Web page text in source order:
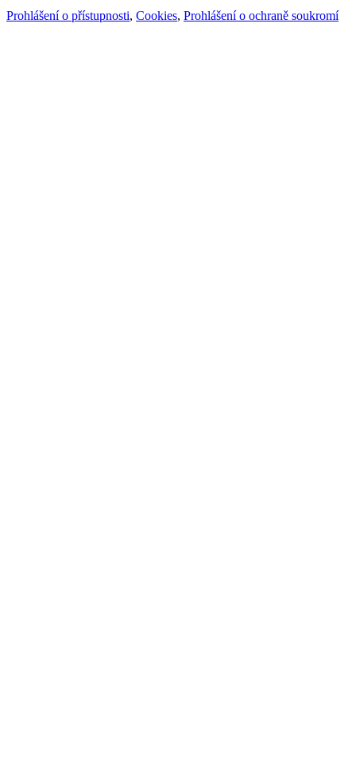
Prohlášení o přístupnosti, Cookies, Prohlášení o ochraně soukromí